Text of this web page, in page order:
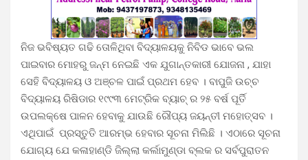
ନିଜ ଭବିଷ୍ୟତ ଗଢି ତୋଳିଥିବା ବିଦ୍ୟାଳୟକୁ ନିବିଡ ଭାବେ ଭଲ
ପାଇବାର ମୋହରୁ ଜନ୍ମ ନେଇଛି ଏକ ଯୁଗାନ୍ତକାରୀ ଯୋଜନା , ଯାହା
ସେହି ବିଦ୍ୟାଳୟ ଓ ଅଞ୍ଚଳ ପାଇଁ ପ୍ରଥମ ହେବ । ବାପୁଜି ଉଚ୍ଚ
ବିଦ୍ୟାଳୟ ରିଷିଡାର ୧୯୯୩ ମେଟ୍ରିକ ବ୍ୟାଚ୍ ର ୨୫ ବର୍ଷ ପୂର୍ତି
ଉପଲକ୍ଷେ ପାଳନ ହେବାକୁ ଯାଉଛି ରୌପ୍ୟ ଜୟନ୍ତୀ ମହୋତ୍ସବ ।
ଏଥିପାଇଁ ପ୍ରସ୍ତୁତି ଆରମ୍ଭ ହେବାର ସୂଚନା ମିଲିଛି । ଏଠାରେ ସୂଚନା
ଯୋଗ୍ୟ ଯେ କଳାହାଣ୍ଡି ଜିଲ୍ଲା କର୍ଲାମୁଣ୍ଡା ବ୍ଲକ ର ସର୍ବପୁରାତନ